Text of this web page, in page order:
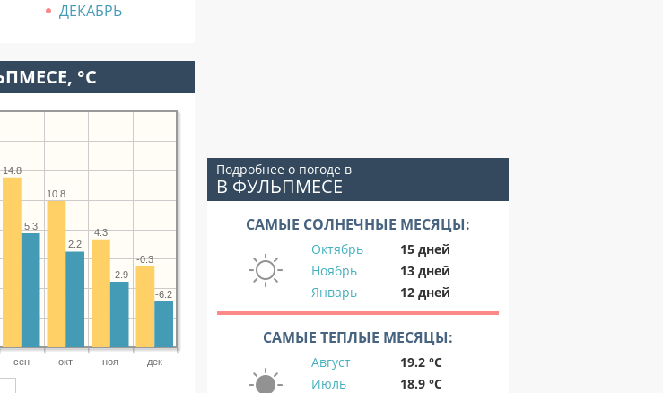
ДЕКАБРЬ
°C
сен окт ноя дек
-0.3
4.3
10.8
14.8
-6.2
-2.9
2.2
5.3
Подробнее о погоде в
В ФУЛЬПМЕСЕ
САМЫЕ СОЛНЕЧНЫЕ МЕСЯЦЫ:
Октябрь
15 дней
Ноябрь
13 дней
Январь
12 дней
САМЫЕ ТЕПЛЫЕ МЕСЯЦЫ:
Август
19.2 °C
Июль
18.9 °C